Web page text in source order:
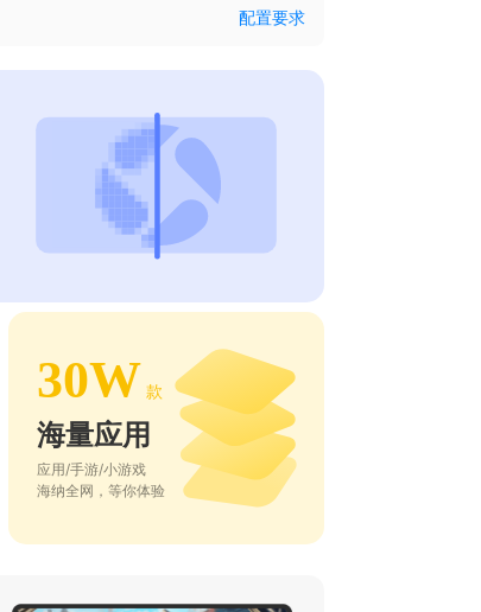
配置要求
30W 款
海量应用
应用/手游/小游戏
海纳全网，等你体验